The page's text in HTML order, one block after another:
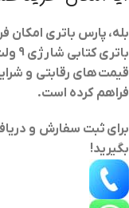
بله، پارس باتری
باتری کتابی شارژی 9 ولت 800 میلی آمپر ساعت DBK
قیمت‌های رقابتی و
فراهم کرده است.
برای ثبت سفارش و
بگیرید!